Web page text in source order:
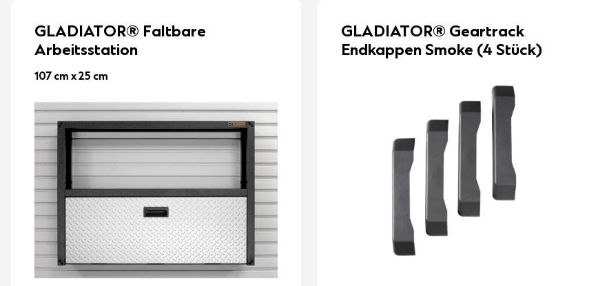
GLADIATOR® Faltbare
Arbeitsstation
107 cm x 25 cm
GLADIATOR® Geartrack
Endkappen Smoke (4 Stück)